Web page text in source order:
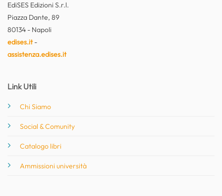
EdiSES Edizioni S.r.l.
Piazza Dante, 89
80134 - Napoli
edises.it-
assistenza.edises.it
Link Utili
Chi Siamo
Social & Comunity
Catalogo libri
Ammissioni università